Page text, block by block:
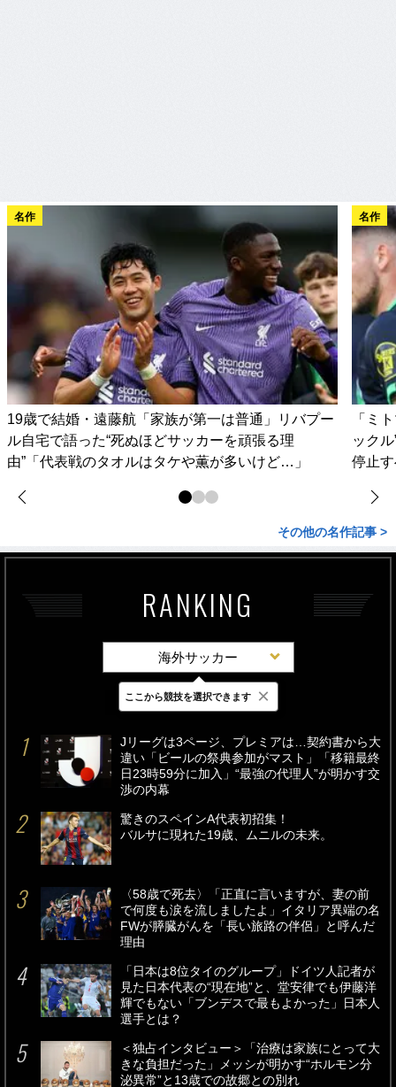
名作
19歳で結婚・遠藤航「家族が第一は普通」リバプー
ル自宅で語った“死ぬほどサッカーを頑張る理
由”「代表戦のタオルはタケや薫が多いけど…」
名作
「ミ
ック
停止
その他の名作記事 >
RANKING
海外サッカー
最新 24時間 週間
Jリーグは3ページ、プレミアは…契約書から大
違い「ビールの祭典参加がマスト」「移籍最終
日23時59分に加入」“最強の代理人”が明かす交
渉の内幕
驚きのスペインA代表初招集！
バルサに現れた19歳、ムニルの未来。
〈58歳で死去〉「正直に言いますが、妻の前
で何度も涙を流しましたよ」イタリア異端の名
FWが膵臓がんを「長い旅路の伴侶」と呼んだ
理由
「日本は8位タイのグループ」ドイツ人記者が
見た日本代表の“現在地”と、堂安律でも伊藤洋
輝でもない「ブンデスで最もよかった」日本人
選手とは？
＜独占インタビュー＞「治療は家族にとって大
きな負担だった」メッシが明かす“ホルモン分
泌異常”と13歳での故郷との別れ
ここから競技を選択できます ×